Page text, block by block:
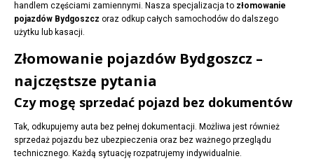
handlem częściami zamiennymi. Nasza specjalizacja to złomowanie
pojazdów Bydgoszcz oraz odkup całych samochodów do dalszego
użytku lub kasacji.
Złomowanie pojazdów Bydgoszcz –
najczęstsze pytania
Czy mogę sprzedać pojazd bez dokumentów
Tak, odkupujemy auta bez pełnej dokumentacji. Możliwa jest również
sprzedaż pojazdu bez ubezpieczenia oraz bez ważnego przeglądu
technicznego. Każdą sytuację rozpatrujemy indywidualnie.